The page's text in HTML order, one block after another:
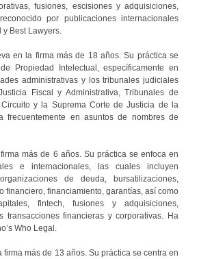
fusiones, escisiones y adquisiciones,
por publicaciones internacionales
y Best Lawyers.
en la firma más de 18 años. Su práctica se
Propiedad Intelectual, específicamente en
administrativas y los tribunales judiciales
Fiscal y Administrativa, Tribunales de
y la Suprema Corte de Justicia de la
frecuentemente en asuntos de nombres de
más de 6 años. Su práctica se enfoca en
e internacionales, las cuales incluyen
de deuda, bursatilizaciones,
financiero, financiamiento, garantías, así como
fintech, fusiones y adquisiciones,
transacciones financieras y corporativas. Ha
Who Legal.
firma más de 13 años. Su práctica se centra en